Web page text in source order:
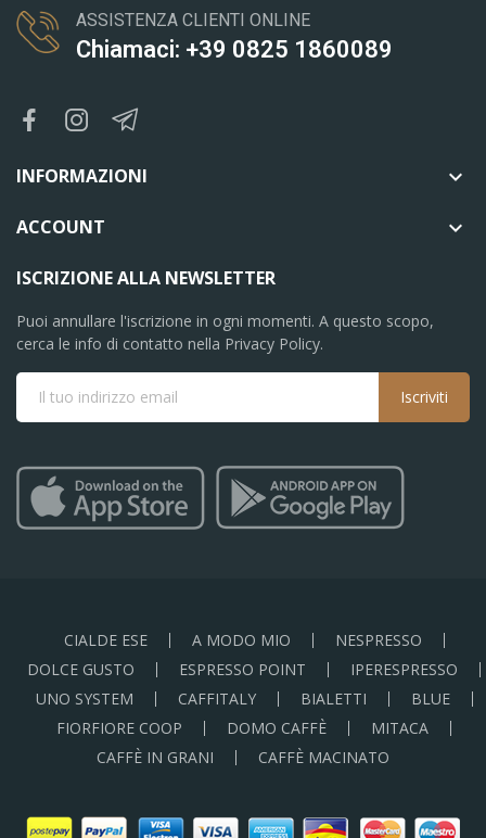
ASSISTENZA CLIENTI ONLINE
Chiamaci: +39 0825 1860089
INFORMAZIONI 
ACCOUNT 
ISCRIZIONE ALLA NEWSLETTER
Puoi annullare l'iscrizione in ogni momenti. A questo scopo,
cerca le info di contatto nella Privacy Policy.
Iscriviti
CIALDE ESE A MODO MIO
NESPRESSO
DOLCE GUSTO
ESPRESSO POINT
IPERESPRESSO
UNO SYSTEM
CAFFITALY BIALETTI
BLUE
FIORFIORE COOP
DOMO CAFFÈ
MITACA
CAFFÈ IN GRANI
CAFFÈ MACINATO